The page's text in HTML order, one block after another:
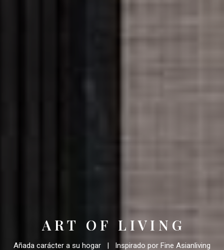
A R T O F L I V I N G
Añada carácter a su hogar | Inspirado por Fine Asianliving